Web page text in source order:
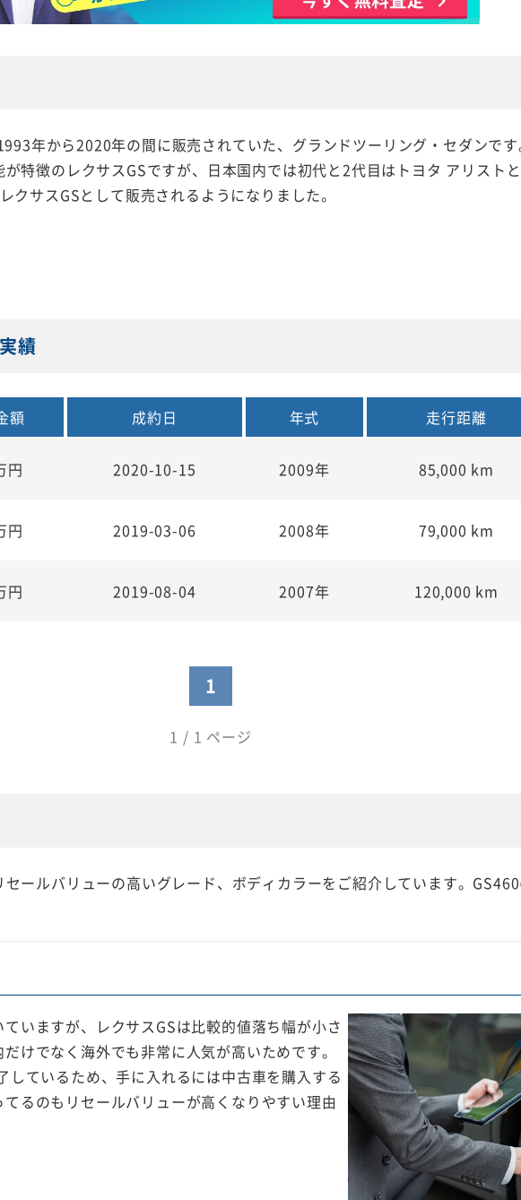
年から2020年の間に販売されていた、グランドツーリング・セダンで
特徴のレクサスGSですが、日本国内では初代と2代目はトヨタ アリスト
クサスGSとして販売されるようになりました。
績
額 成約日 年式 走行距離
円 2020-10-15 2009年 85,000 km
円 2019-03-06 2008年 79,000 km
円 2019-08-04 2007年 120,000 km
1
1 / 1 ページ
ールバリューの高いグレード、ボディカラーをご紹介しています。
いますが、レクサスGSは比較的値落ち幅が小さ
けでなく海外でも非常に人気が高いためです。
しているため、手に入れるには中古車を購入する
るのもリセールバリューが高くなりやすい理由